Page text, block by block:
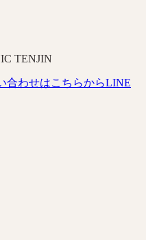
TENJIN
合わせはこちらからLINE